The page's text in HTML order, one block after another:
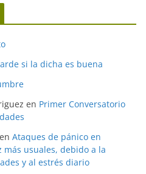
si la dicha es buena
en Primer Conversatorio
en Ataques de pánico en
más usuales, debido a la
y al estrés diario